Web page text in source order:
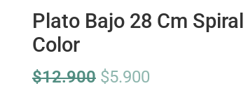
Plato Bajo 28 Cm
Color
$12.900 $5.900